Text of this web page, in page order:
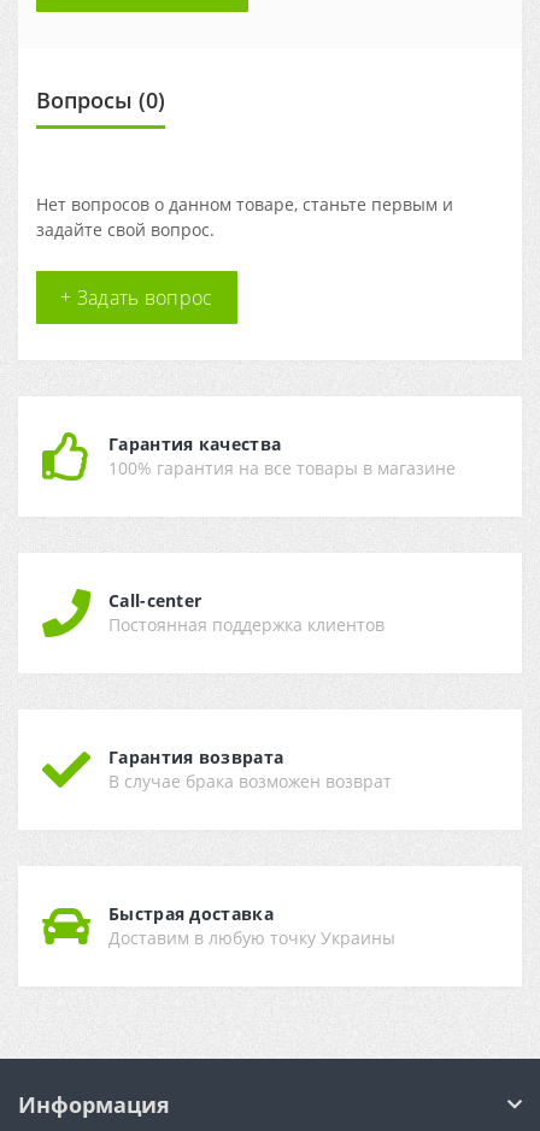
Вопросы (0)
Нет вопросов о данном товаре, станьте первым и
задайте свой вопрос.
+ Задать вопрос
Гарантия качества
100% гарантия на все товары в магазине
Call-center
Постоянная поддержка клиентов
Гарантия возврата
В случае брака возможен возврат
Быстрая доставка
Доставим в любую точку Украины
Информация